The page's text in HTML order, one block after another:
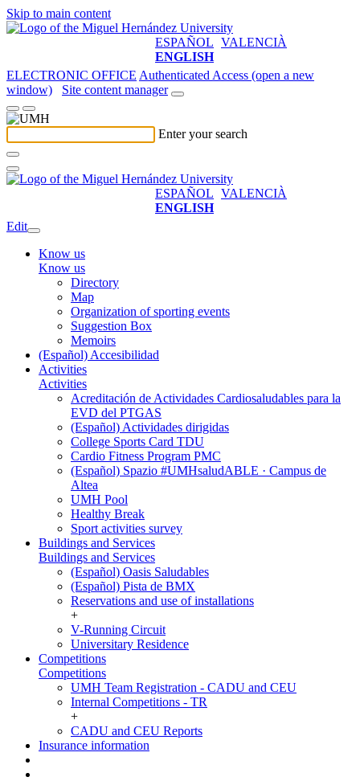
Skip to main content
ESPAÑOL VALENCIÀ
ENGLISH
ELECTRONIC OFFICE Authenticated Access (open a new
window)
Site content manager
Enter your search
ESPAÑOL VALENCIÀ
ENGLISH
Edit
Know us
Know us
Directory
Map
Organization of sporting events
Suggestion Box
Memoirs
(Español) Accesibilidad
Activities
Activities
Acreditación de Actividades Cardiosaludables para la
EVD del PTGAS
(Español) Actividades dirigidas
College Sports Card TDU
Cardio Fitness Program PMC
(Español) Spazio #UMHsaludABLE · Campus de
Altea
UMH Pool
Healthy Break
Sport activities survey
Buildings and Services
Buildings and Services
(Español) Oasis Saludables
(Español) Pista de BMX
Reservations and use of installations
+
V-Running Circuit
Universitary Residence
Competitions
Competitions
UMH Team Registration - CADU and CEU
Internal Competitions - TR
+
CADU and CEU Reports
Insurance information